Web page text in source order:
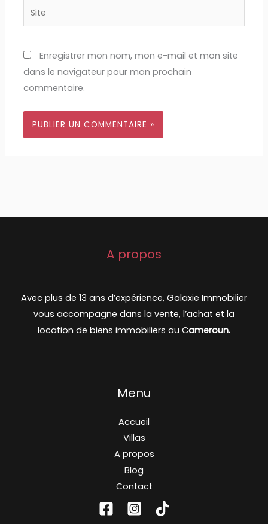
Site
Enregistrer mon nom, mon e-mail et mon site
dans le navigateur pour mon prochain
commentaire.
A propos
Avec plus de 13 ans d’expérience, Galaxie Immobilier
vous accompagne dans la vente, l’achat et la
location de biens immobiliers au Cameroun.
Menu
Accueil
Villas
A propos
Blog
Contact